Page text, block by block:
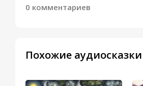
0 комментариев
Похожие аудиосказки